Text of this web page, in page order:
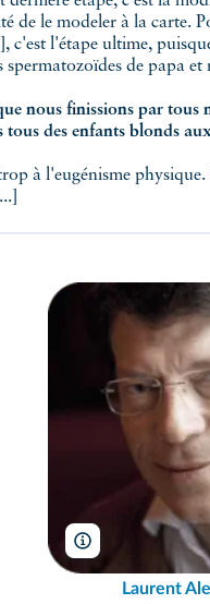
c'est l'étape ultime, puisque le bébé
spermatozoïdes de papa
nous finissions par tous nous
à l'eugénisme physique. En
Laurent